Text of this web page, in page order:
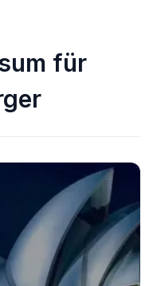
für